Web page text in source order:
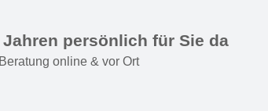
Jahren persönlich für Sie da
online & vor Ort